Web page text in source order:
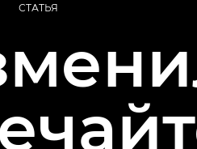
СТАТЬЯ